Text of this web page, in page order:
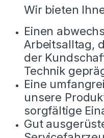
Wir bieten
Einen
Arbeitsalltag,
der
Technik
Eine
unsere
sorgfältige
Gut